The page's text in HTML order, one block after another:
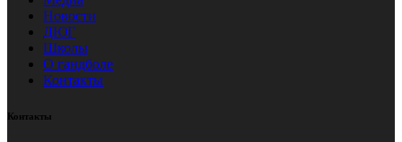
Новости
ДЮГ
Школы
О гандболе
Контакты
Контакты